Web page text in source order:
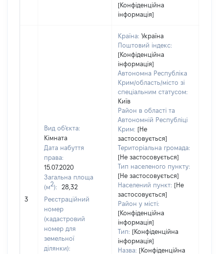
[Конфіденційна
інформація]
3
Вид об'єкта:
Кімната
Дата набуття
права:
15.07.2020
Загальна площа
(м2):
28,32
Реєстраційний
номер
(кадастровий
номер для
земельної
ділянки):
Країна: Україна
Поштовий індекс:
[Конфіденційна
інформація]
Автономна Республіка
Крим/область/місто зі
спеціальним статусом:
Київ
Район в області та
Автономній Республіці
Крим: [Не
застосовується]
Територіальна громада:
[Не застосовується]
Тип населеного пункту:
[Не застосовується]
Населений пункт: [Не
застосовується]
Район у місті:
[Конфіденційна
інформація]
Тип: [Конфіденційна
інформація]
Назва: [Конфіденційна